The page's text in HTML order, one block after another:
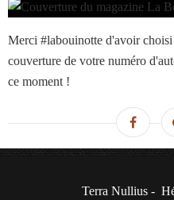
Merci #labouinotte d'avoir
couverture de votre numéro
ce moment !
Terra Nullius -